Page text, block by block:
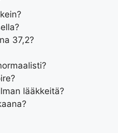
37,2?
lääkkeitä?